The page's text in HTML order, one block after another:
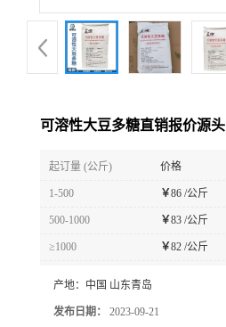
可溶性大豆多糖直销报价源头
起订量 (公斤) 价格
1-500 ￥86 /公斤
500-1000 ￥83 /公斤
≥1000 ￥82 /公斤
产地： 中国 山东青岛
发布日期： 2023-09-21